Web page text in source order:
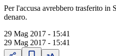
Per l'accusa avrebbero trasferito in
denaro.
29 Mag 2017 - 15:41
29 Mag 2017 - 15:41